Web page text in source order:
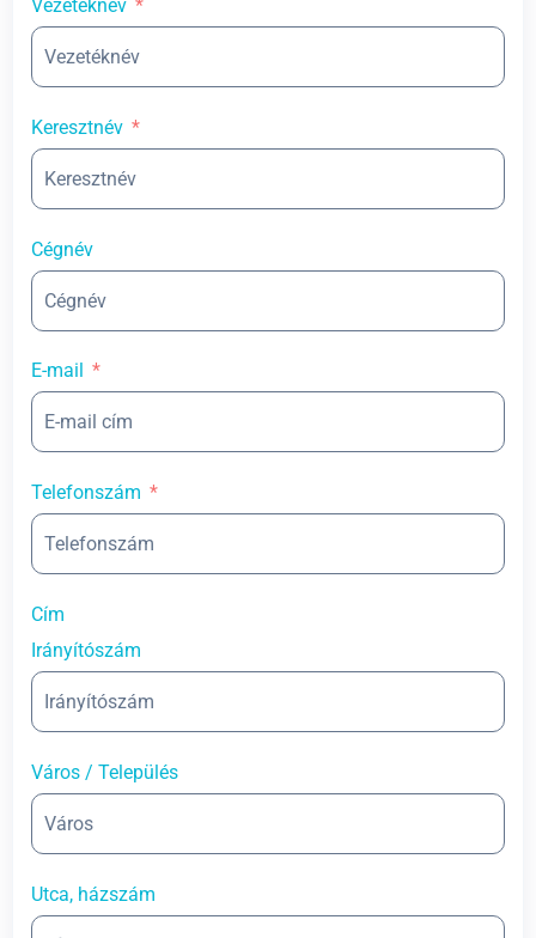
Vezetéknév
Keresztnév
Cégnév
E-mail
Telefonszám
Cím
Irányítószám
Város / Település
Utca, házszám